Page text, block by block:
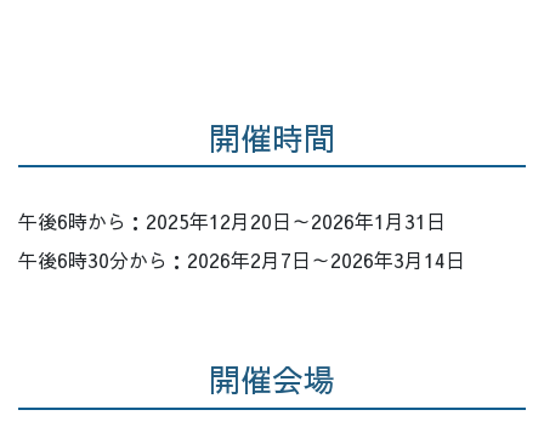
開催時間
午後6時から：2025年12月20日～2026年1月31日
午後6時30分から：2026年2月7日～2026年3月14日
開催会場